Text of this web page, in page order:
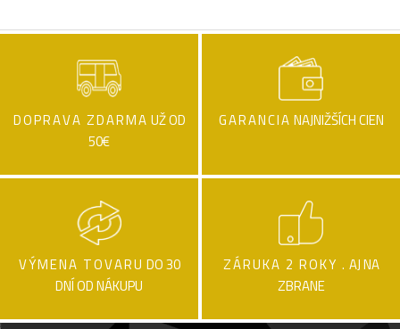
DOPRAVA ZDARMA UŽ OD
50€
GARANCIA NAJNIŽŠÍCH CIEN
VÝMENA TOVARU DO 30
DNÍ OD NÁKUPU
ZÁRUKA 2 ROKY . AJ NA
ZBRANE